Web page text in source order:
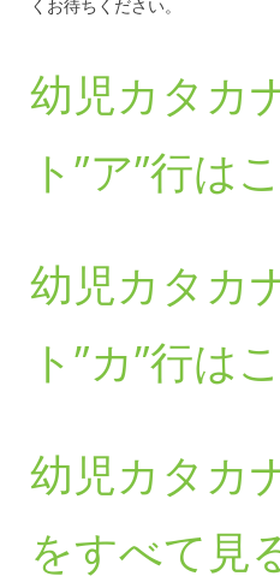
くお待ちください。
幼児カタカ
ト”ア”行は
幼児カタカ
ト”カ”行は
幼児カタカ
をすべて見